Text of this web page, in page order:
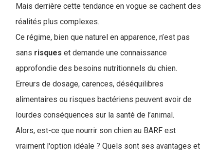
Mais derrière cette tendance en vogue se cachent des
réalités plus complexes.
Ce régime, bien que naturel en apparence, n’est pas
sans risques et demande une connaissance
approfondie des besoins nutritionnels du chien.
Erreurs de dosage, carences, déséquilibres
alimentaires ou risques bactériens peuvent avoir de
lourdes conséquences sur la santé de l’animal.
Alors, est-ce que nourrir son chien au BARF est
vraiment l'option idéale ? Quels sont ses avantages et